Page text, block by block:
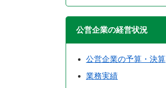
公営企業の経営状況
公営企業の予算・決算
業務実績